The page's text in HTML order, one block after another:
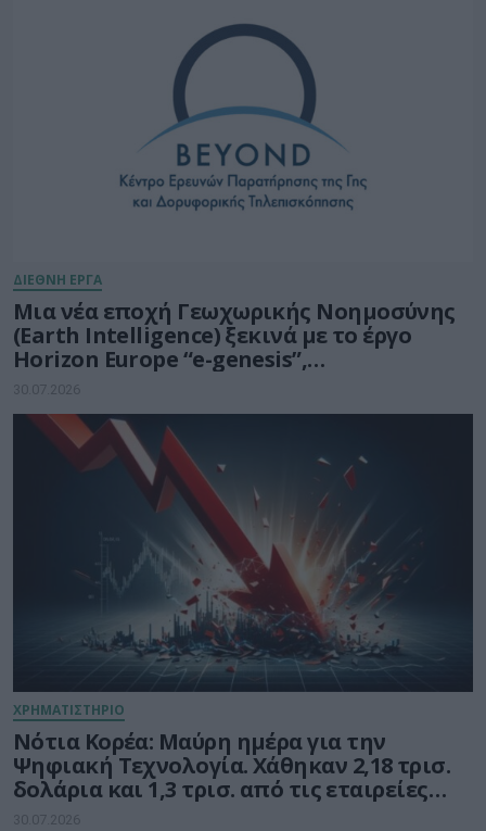
ΔΙΕΘΝΗ ΕΡΓΑ
Μια νέα εποχή Γεωχωρικής Νοημοσύνης
(Earth Intelligence) ξεκινά με το έργο
Horizon Europe “e-genesis”,
προϋπολογισμού 7,5 εκατ. ευρώ
30.07.2026
ΧΡΗΜΑΤΙΣΤΗΡΙΟ
Νότια Κορέα: Μαύρη ημέρα για την
Ψηφιακή Τεχνολογία. Χάθηκαν 2,18 τρισ.
δολάρια και 1,3 τρισ. από τις εταιρείες
ημιαγωγών
30.07.2026